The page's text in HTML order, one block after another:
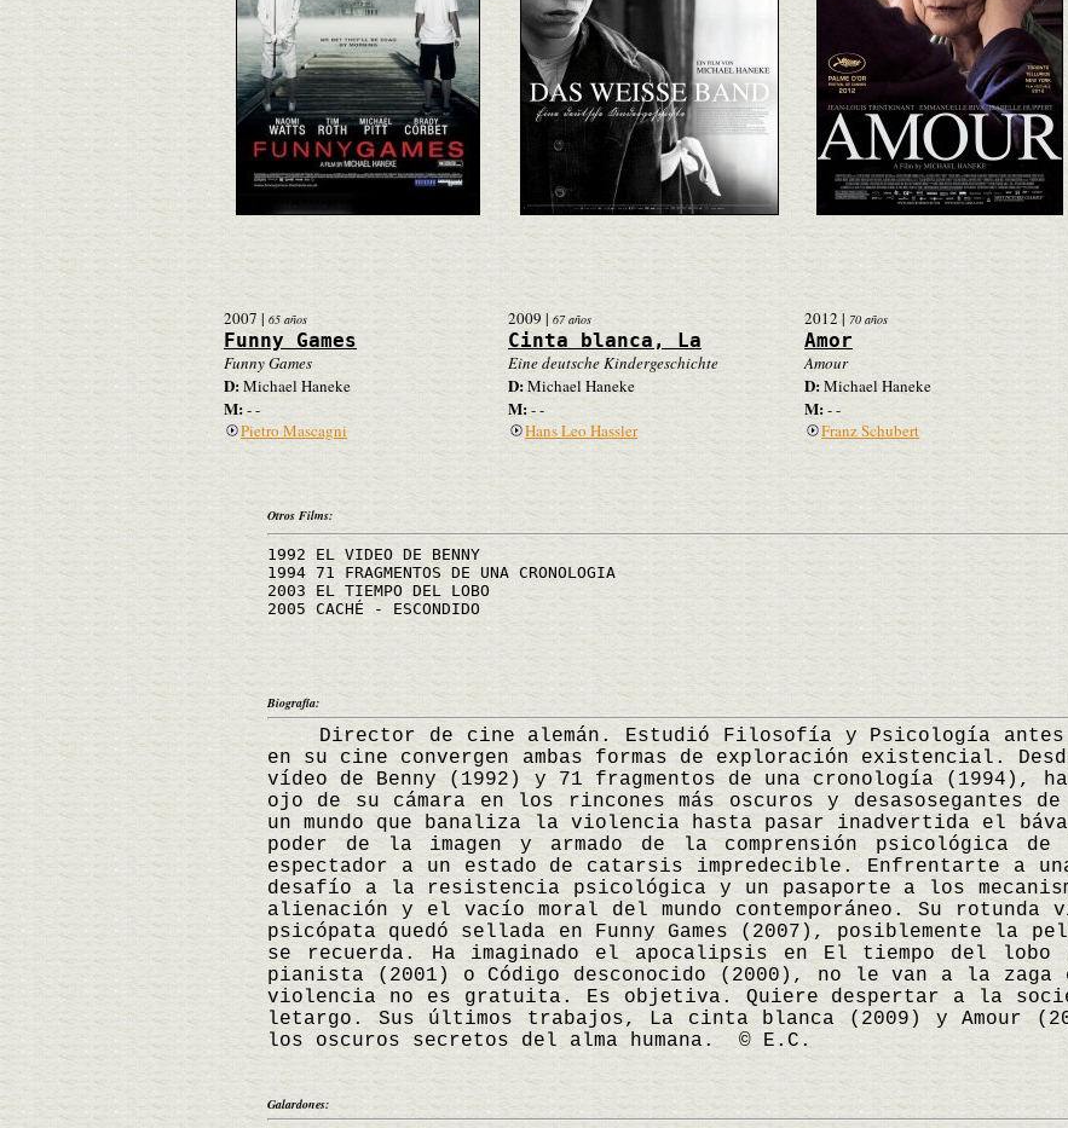
2007 | 65 años
Funny Games
Funny Games
D:Michael Haneke
M:- -
Pietro Mascagni
2009 | 67 años
Cinta blanca, La
Eine deutsche Kindergeschichte
D:Michael Haneke
M:- -
Hans Leo Hassler
2012| 70 años
Amor
Amour
D:Michael Haneke
M: - -
Franz Schubert
Otros Films:
1992 EL VIDEO DE BENNY
1994 71 FRAGMENTOS DE UNA CRONOLOGIA
2003 EL TIEMPO DEL LOBO
2005 CACHÉ - ESCONDIDO
Biografía:
Director de cine alemán. Estudió Filosofía y Psicología
en su cine convergen ambas formas de exploración existencial.
vídeo de Benny (1992) y 71 fragmentos de una cronología (1994),
ojo de su cámara en los rincones más oscuros y desasosegantes
un mundo que banaliza la violencia hasta pasar inadvertida el
poder de la imagen y armado de la comprensión psicológica
espectador a un estado de catarsis impredecible. Enfrentarte a
desafío a la resistencia psicológica y un pasaporte a los
alienación y el vacío moral del mundo contemporáneo. Su rotunda
psicópata quedó sellada en Funny Games (2007), posiblemente la
se recuerda. Ha imaginado el apocalipsis en El tiempo del lobo
pianista (2001) o Código desconocido (2000), no le van a la zaga
violencia no es gratuita. Es objetiva. Quiere despertar a la
letargo. Sus últimos trabajos, La cinta blanca (2009) y Amour
los oscuros secretos del alma humana. © E.C.
Galardones: